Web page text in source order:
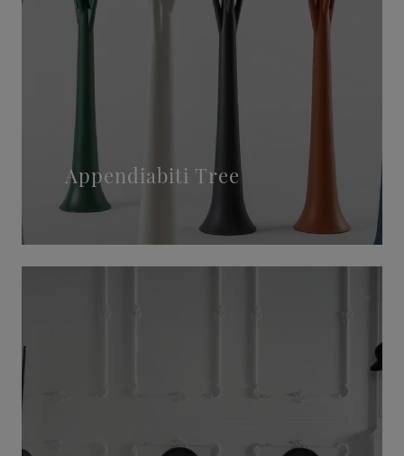
Appendiabiti Tree